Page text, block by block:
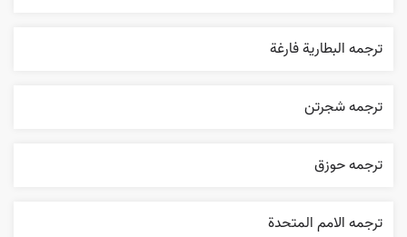
ترجمه البطارية فارغة
ترجمه شجرتن
ترجمه حوزق
ترجمه الامم المتحدة